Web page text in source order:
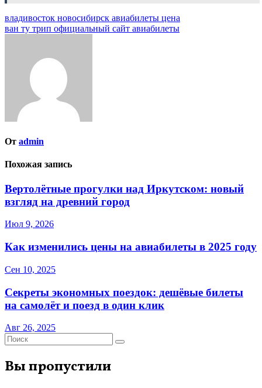
Навигация
по
владивосток новосибирск авиабилеты цена
ван ту трип официальный сайт авиабилеты
От admin
Похожая запись
Вертолётные прогулки над Иркутском: новый
взгляд на древний город
Июл 9, 2026
Как изменились цены на авиабилеты в 2025 году
Сен 10, 2025
Секреты экономных поездок: дешёвые билеты
на самолёт и поезд в один клик
Авг 26, 2025
Вы пропустили